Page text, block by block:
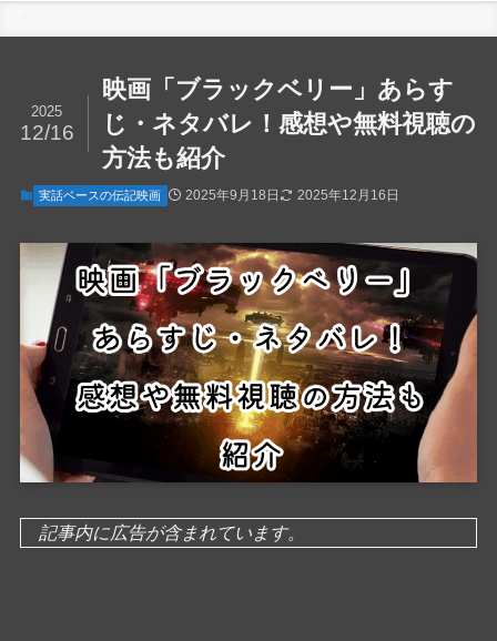
映画「ブラックベリー」あらす
じ・ネタバレ！感想や無料視聴の
方法も紹介
2025
12/16
実話ベースの伝記映画 2025年9月18日 2025年12月16日
記事内に広告が含まれています。